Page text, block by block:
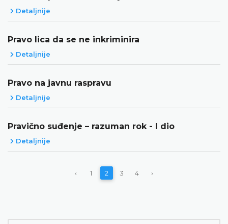
Detaljnije
Pravo lica da se ne inkriminira
Detaljnije
Pravo na javnu raspravu
Detaljnije
Pravično suđenje – razuman rok - I dio
Detaljnije
‹ 1 2 3 4 ›